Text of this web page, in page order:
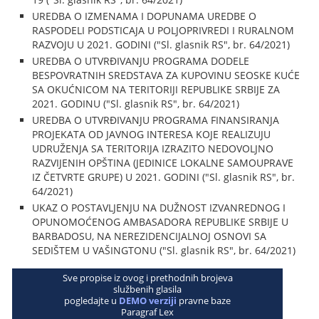
UREDBA O IZMENAMA I DOPUNAMA UREDBE O
RASPODELI PODSTICAJA U POLJOPRIVREDI I RURALNOM
RAZVOJU U 2021. GODINI ("Sl. glasnik RS", br. 64/2021)
UREDBA O UTVRĐIVANJU PROGRAMA DODELE
BESPOVRATNIH SREDSTAVA ZA KUPOVINU SEOSKE KUĆE
SA OKUĆNICOM NA TERITORIJI REPUBLIKE SRBIJE ZA
2021. GODINU ("Sl. glasnik RS", br. 64/2021)
UREDBA O UTVRĐIVANJU PROGRAMA FINANSIRANJA
PROJEKATA OD JAVNOG INTERESA KOJE REALIZUJU
UDRUŽENJA SA TERITORIJA IZRAZITO NEDOVOLJNO
RAZVIJENIH OPŠTINA (JEDINICE LOKALNE SAMOUPRAVE
IZ ČETVRTE GRUPE) U 2021. GODINI ("Sl. glasnik RS", br.
64/2021)
UKAZ O POSTAVLJENJU NA DUŽNOST IZVANREDNOG I
OPUNOMOĆENOG AMBASADORA REPUBLIKE SRBIJE U
BARBADOSU, NA NEREZIDENCIJALNOJ OSNOVI SA
SEDIŠTEM U VAŠINGTONU ("Sl. glasnik RS", br. 64/2021)
Sve propise iz ovog i prethodnih brojeva
službenih glasila
pogledajte u DEMO verziji pravne baze
Paragraf Lex